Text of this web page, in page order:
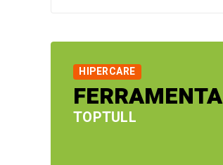
HIPERCARE
FERRAMENTA
TOPTULL